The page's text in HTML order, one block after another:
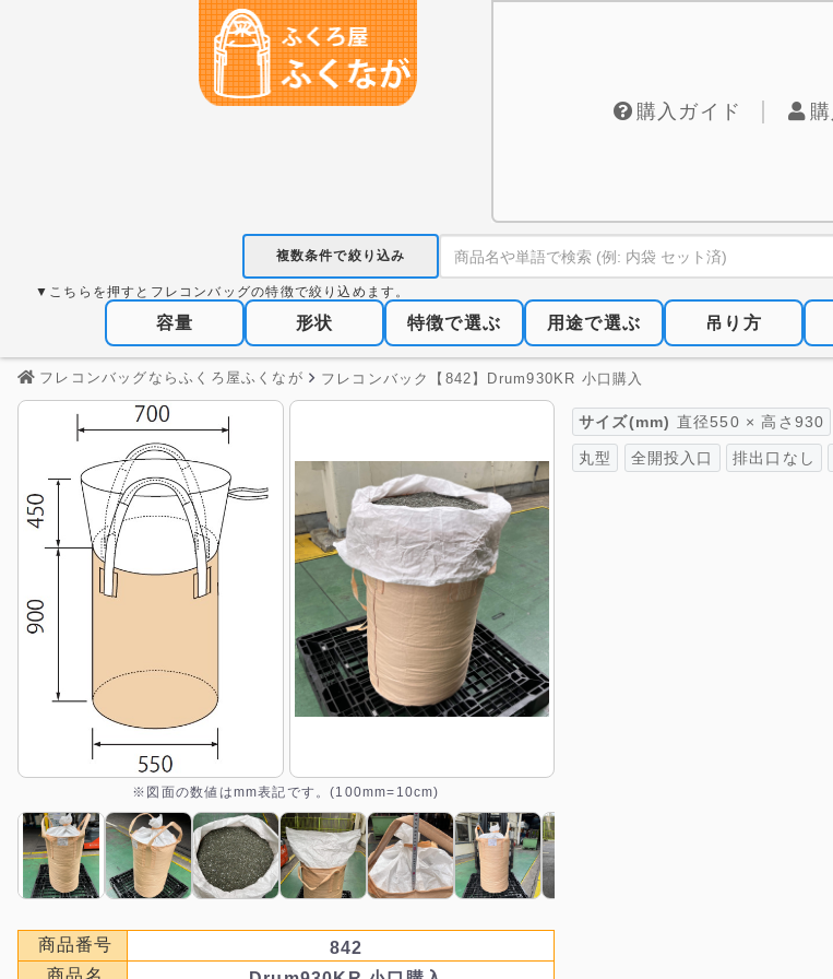
購入ガイド
複数条件で絞り込み
▼こちらを押すとフレコンバッグの特徴で絞り込めます。
容量 形状 特徴で選ぶ 用途で選ぶ 吊り方
フレコンバッグならふくろ屋ふくなが フレコンバック【842】Drum930KR 小口購入
※図面の数値はmm表記です。(100mm=10cm)
商品番号
842
商品名
サイズ(mm) 直径550 × 高さ930
丸型 全開投入口 排出口なし